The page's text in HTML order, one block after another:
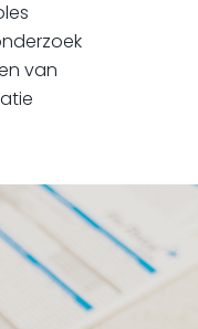
van